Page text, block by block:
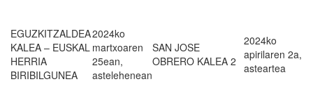
EGUZKITZALDEA
KALEA – EUSKAL
HERRIA
BIRIBILGUNEA
2024ko
martxoaren
25ean,
astelehenean
SAN JOSE
OBRERO KALEA 2
2024ko
apirilaren 2a,
asteartea